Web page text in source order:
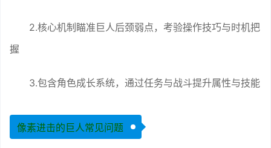
2.核心机制瞄准巨人后颈弱点，考验操作技巧与时机把
握
3.包含角色成长系统，通过任务与战斗提升属性与技能
像素进击的巨人常见问题